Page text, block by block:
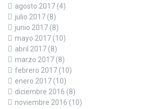
agosto 2017 (4)
julio 2017 (8)
junio 2017 (8)
mayo 2017 (10)
abril 2017 (8)
marzo 2017 (8)
febrero 2017 (10)
enero 2017 (10)
diciembre 2016 (8)
noviembre 2016 (10)